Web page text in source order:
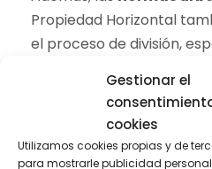
Gestionar el
cookies
Utilizamos cookies propias y de
para mostrarle publicidad
Propiedad Horizontal
el proceso de división,
La normativa establece
copropietario puede
salvo pacto en contrario,